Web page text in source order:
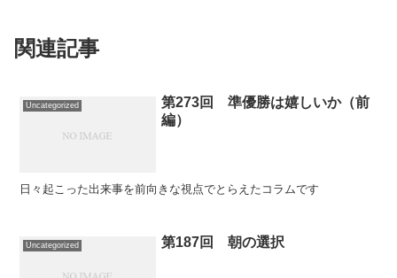
関連記事
Uncategorized
第273回 準優勝は嬉しいか（前
編）
日々起こった出来事を前向きな視点でとらえたコラムです
Uncategorized 第187回 朝の選択